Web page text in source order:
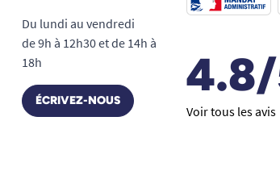
Du lundi au vendredi
de 9h à 12h30 et de 14h à
18h
ÉCRIVEZ-NOUS
Voir tous les avis